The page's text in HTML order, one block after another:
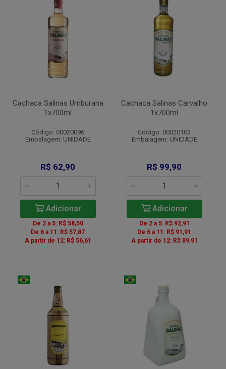
Cachaca Salinas Umburana
1x700ml
Código: 00020096
Embalagem: UNIDADE
R$ 62,90
Adicionar
De 2 a 5: R$ 58,50
De 6 a 11: R$ 57,87
A partir de 12: R$ 56,61
Cachaca Salinas Carvalho
1x700ml
Código: 00020103
Embalagem: UNIDADE
R$ 99,90
Adicionar
De 2 a 5: R$ 92,91
De 6 a 11: R$ 91,91
A partir de 12: R$ 89,91